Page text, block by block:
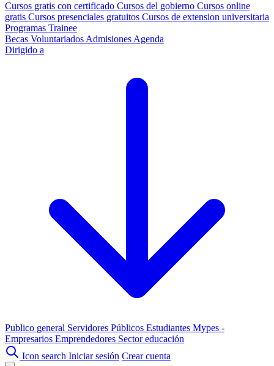
Cursos gratis con certificado Cursos del gobierno Cursos online
gratis Cursos presenciales gratuitos Cursos de extension universitaria
Programas Trainee
Becas Voluntariados Admisiones Agenda
Dirigido a
Publico general Servidores Públicos Estudiantes Mypes -
Empresarios Emprendedores Sector educación
Icon search Iniciar sesión Crear cuenta